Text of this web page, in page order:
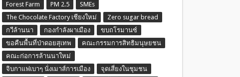
Forest Farm PM 2.5
SMEs
The Chocolate Factory เชียงใหม่
Zero sugar bread
กวีล้านนา
กองกำลังผาเมือง
ขบถโรมานซ์
ขอคืนพื้นที่ป่าดอยสุเทพ
คณะกรรมการสิทธิมนุษยชน
คณะก่อการล้านนาใหม่
จิบกาแฟเบาๆ นั่งเมาส์การเมือง
จุดเสี่ยงในชุมชน